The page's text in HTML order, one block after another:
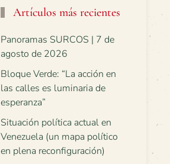
Artículos más recientes
Panoramas SURCOS | 7 de
agosto de 2026
Bloque Verde: “La acción en
las calles es luminaria de
esperanza”
Situación política actual en
Venezuela (un mapa político
en plena reconfiguración)